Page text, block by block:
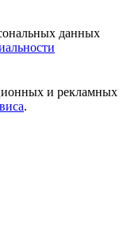
данных
и рекламных
.